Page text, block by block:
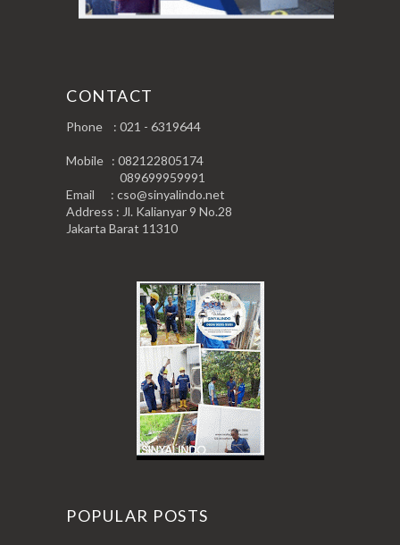
CONTACT
Phone : 021 - 6319644
Mobile : 082122805174
089699959991
Email : cso@sinyalindo.net
Address : Jl. Kalianyar 9 No.28
Jakarta Barat 11310
POPULAR POSTS